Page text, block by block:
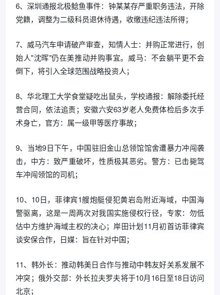
6、深圳通报北极鲶鱼事件：钟某某存严重职务违法，开除
党籍，调整为二级科员退休待遇，收缴违纪违法所得；
7、威马汽车申请破产审查，知情人士：并购正常进行，创
始人"沈晖"仍在美推动并购事宜。威马：不会躺平更不会
倒下，将引入全球范围战略投资人；
8、华北理工大学食堂疑吃出鼠头，学校通报：解除委托经
营合同，依法追责；安徽六安63岁老人免费体检后多次手
术身亡，官方：属一级甲等医疗事故；
9、当地9日下午，中国驻旧金山总领馆馆舍遭暴力冲闯袭
击，中方：致严重破坏，性质极其恶劣。警方：已击毙驾
车冲闯领馆的司机；
10、10日，菲律宾1艘炮艇侵犯黄岩岛附近海域，中国海
警驱离，这是一周两次对我国实施侵权行径，专家：勿低
估中方维护海域主权的决心；岸田计划11月初首访菲律宾
谈安保合作，日媒：旨在针对中国；
11、韩外长：推动韩美日合作与推动中韩友好关系发展不
冲突；俄外交部：外长拉夫罗夫将于10月16日至18日访问
北京；